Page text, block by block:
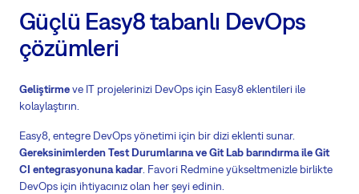
Güçlü Easy8 tabanlı DevOps
çözümleri
Geliştirmeve IT projelerinizi DevOps için Easy8 eklentileri ile
kolaylaştırın.
Easy8, entegre DevOps yönetimi için bir dizi eklenti sunar.
Gereksinimlerden Test Durumlarına ve Git Lab barındırma ile Git
CI entegrasyonuna kadar . Favori Redmine yükseltmenizle birlikte
DevOps için ihtiyacınız olan her şeyi edinin.